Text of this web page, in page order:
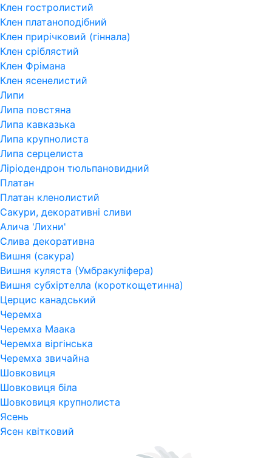
Клен гостролистий
Клен платаноподібний
Клен прирічковий (гіннала)
Клен сріблястий
Клен Фрімана
Клен ясенелистий
Липи
Липа повстяна
Липа кавказька
Липа крупнолиста
Липа серцелиста
Ліріодендрон тюльпановидний
Платан
Платан кленолистий
Сакури, декоративні сливи
Алича 'Лихни'
Слива декоративна
Вишня (сакура)
Вишня куляста (Умбракуліфера)
Вишня субхіртелла (короткощетинна)
Церцис канадський
Черемха
Черемха Маака
Черемха віргінська
Черемха звичайна
Шовковиця
Шовковиця біла
Шовковиця крупнолиста
Ясень
Ясен квітковий